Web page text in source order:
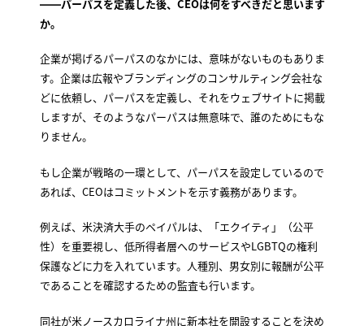
――パーパスを定義した後、CEOは何をすべきだと思います
か。
企業が掲げるパーパスのなかには、意味がないものもありま
す。企業は広報やブランディングのコンサルティング会社な
どに依頼し、パーパスを定義し、それをウェブサイトに掲載
しますが、そのようなパーパスは無意味で、誰のためにもな
りません。
もし企業が戦略の一環として、パーパスを設定しているので
あれば、CEOはコミットメントを示す義務があります。
例えば、米決済大手のペイパルは、「エクイティ」（公平
性）を重要視し、低所得者層へのサービスやLGBTQの権利
保護などに力を入れています。人種別、男女別に報酬が公平
であることを確認するための監査も行います。
同社が米ノースカロライナ州に新本社を開設することを決め